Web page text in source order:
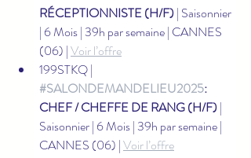
RÉCEPTIONNISTE (H/F) | Saisonnier
| 6 Mois | 39h par semaine | CANNES
(06) | Voir l’offre
199STKQ |
#SALONDEMANDELIEU2025:
CHEF / CHEFFE DE RANG (H/F) |
Saisonnier | 6 Mois | 39h par semaine |
CANNES (06) | Voir l’offre